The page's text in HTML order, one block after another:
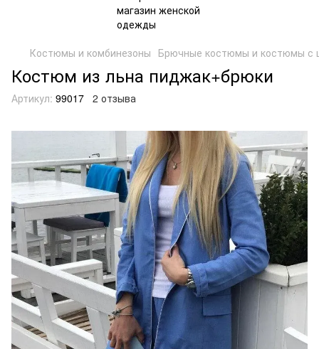
Костюмы и комбинезоны Брючные костюмы и костюмы с
Костюм из льна пиджак+брюки
Артикул: 99017 2 отзыва